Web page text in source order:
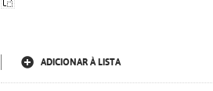
ADICIONAR À LISTA